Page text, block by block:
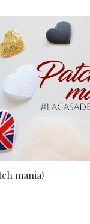
mania!